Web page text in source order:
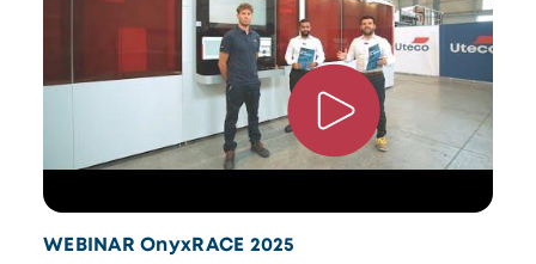
WEBINAR OnyxRACE 2025